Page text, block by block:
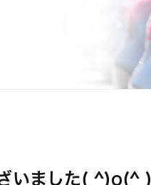
いました( ^)o(^ )